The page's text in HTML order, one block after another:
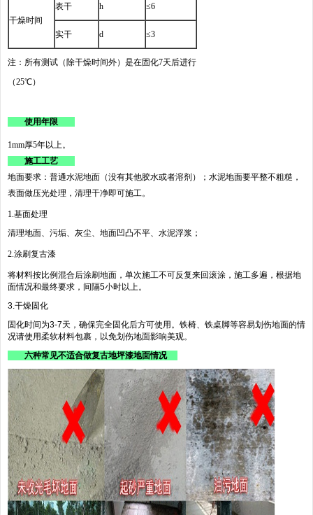
干燥时间
表干 h ≤6
实干 d ≤3
注：所有测试（除干燥时间外）是在固化7天后进行
（25℃）
使用年限
1mm厚5年以上。
施工工艺
地面要求：普通水泥地面（没有其他胶水或者溶剂）；水泥地面要平整不粗糙，
表面做压光处理，清理干净即可施工。
1.基面处理
清理地面、污垢、灰尘、地面凹凸不平、水泥浮浆；
2.涂刷复古漆
将材料按比例混合后涂刷地面，单次施工不可反复来回滚涂，施工多遍，根据地
面情况和最终要求，间隔5小时以上。
3.干燥固化
固化时间为3-7天，确保完全固化后方可使用。铁椅、铁桌脚等容易划伤地面的情
况请使用柔软材料包裹，以免划伤地面影响美观。
六种常见不适合做复古地坪漆地面情况